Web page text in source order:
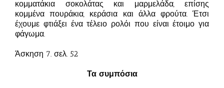
κομματάκια σοκολάτας και μαρμελάδα, επίσης
κομμένα πουράκια, κεράσια και άλλα φρούτα. Έτσι
έχουμε φτιάξει ένα τέλειο ρολόι που είναι έτοιμο για
φάγωμα.
Άσκηση 7. σελ. 52
Τα συμπόσια